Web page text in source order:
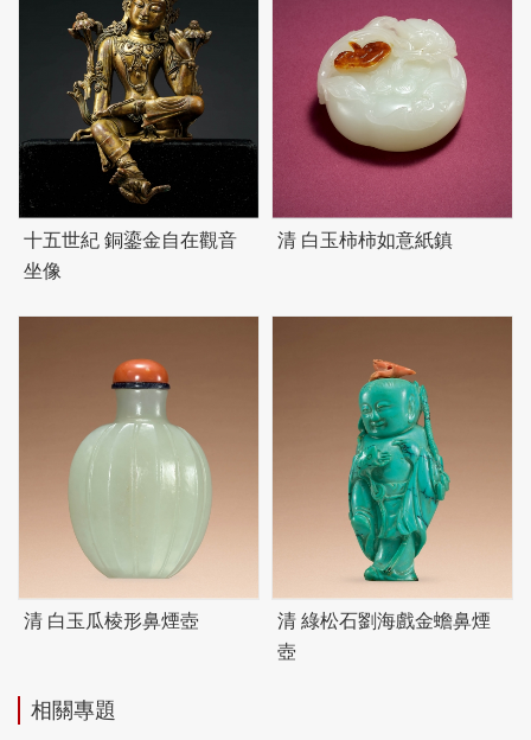
十五世紀 銅鎏金自在觀音
坐像
清 白玉柿柿如意紙鎮
清 白玉瓜棱形鼻煙壺
清 綠松石劉海戲金蟾鼻煙
壺
相關專題